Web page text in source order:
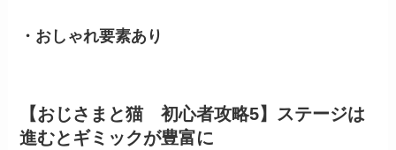
・おしゃれ要素あり
【おじさまと猫 初心者攻略5】ステージは
進むとギミックが豊富に